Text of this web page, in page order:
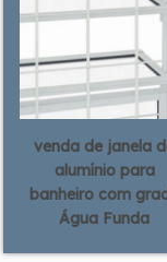
venda de janela
alumínio para
banheiro com
Água Funda